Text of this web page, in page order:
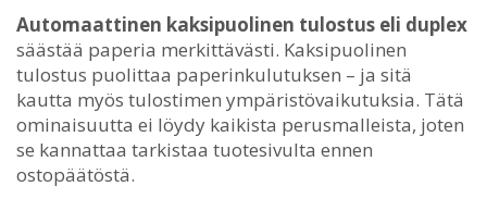
Automaattinen kaksipuolinen tulostus eli duplex
säästää paperia merkittävästi. Kaksipuolinen
tulostus puolittaa paperinkulutuksen – ja sitä
kautta myös tulostimen ympäristövaikutuksia. Tätä
ominaisuutta ei löydy kaikista perusmalleista, joten
se kannattaa tarkistaa tuotesivulta ennen
ostopäätöstä.